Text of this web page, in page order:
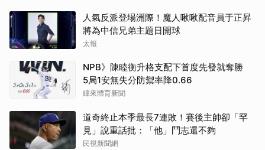
人氣反派登場洲際！魔人啾啾配音員于正昇
將為中信兄弟主題日開球
太報
NPB》陳睦衡升格支配下首度先發就奪勝
5局1安無失分防禦率降0.66
緯來體育新聞
道奇終止本季最長7連敗！賽後主帥卻「罕
見」說重話批：「他」鬥志還不夠
民視新聞網